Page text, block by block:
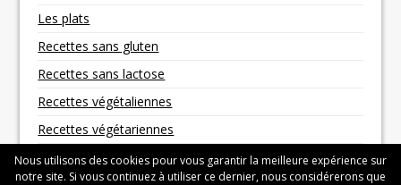
Les plats
Recettes sans gluten
Recettes sans lactose
Recettes végétaliennes
Recettes végétariennes
Nous utilisons des cookies pour vous garantir la meilleure expérience sur
notre site. Si vous continuez à utiliser ce dernier, nous considérerons que